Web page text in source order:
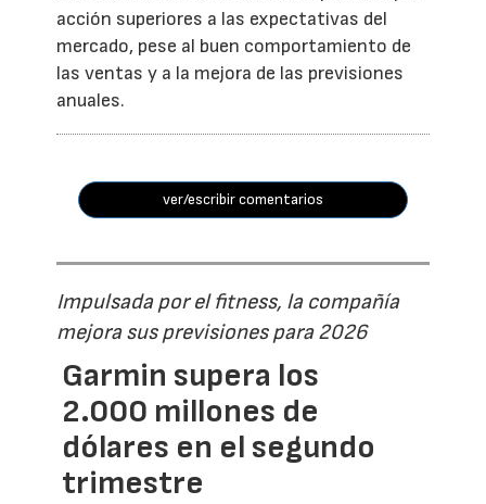
acción superiores a las expectativas del
mercado, pese al buen comportamiento de
las ventas y a la mejora de las previsiones
anuales.
ver/escribir comentarios
Impulsada por el fitness, la compañía
mejora sus previsiones para 2026
Garmin supera los
2.000 millones de
dólares en el segundo
trimestre